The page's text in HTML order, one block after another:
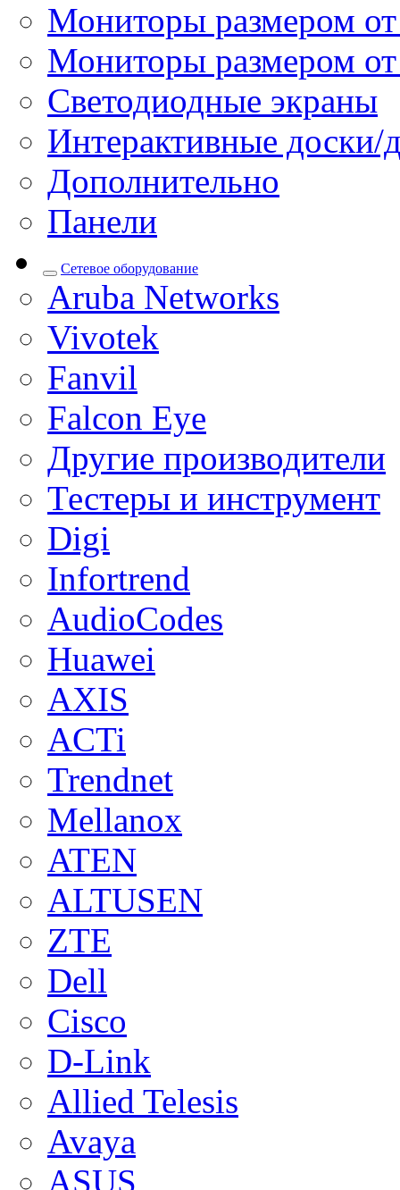
Мониторы размером
Мониторы размером
Светодиодные экраны
Интерактивные доски/
Дополнительно
Панели
Сетевое оборудование
Aruba Networks
Vivotek
Fanvil
Falcon Eye
Другие производители
Тестеры и инструмент
Digi
Infortrend
AudioCodes
Huawei
AXIS
ACTi
Trendnet
Mellanox
ATEN
ALTUSEN
ZTE
Dell
Cisco
D-Link
Allied Telesis
Avaya
ASUS